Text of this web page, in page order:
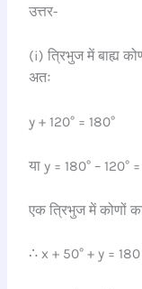
उत्तर-
(i) त्रिभुज में बाह्य
अतः
y + 120° = 180°
या y = 180° – 120°
एक त्रिभुज में कोणों
∴ x + 50° + y = 180